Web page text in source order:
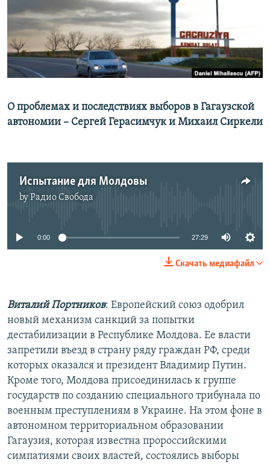
ПОДПИШИТЕСЬ НА РАССЫЛКУ
СОЦИАЛЬНЫЕ СЕТИ
Все сайты РСЕ/РС
О проблемах и последствиях выборов в Гагаузской
автономии – Сергей Герасимчук и Михаил Сиркели
Испытание для Молдовы
byРадио Свобода
No media source currently available
0:00 27:29
Скачать медиафайл
Виталий Портников: Европейский союз одобрил
новый механизм санкций за попытки
дестабилизации в Республике Молдова. Ее власти
запретили въезд в страну ряду граждан РФ, среди
которых оказался и президент Владимир Путин.
Кроме того, Молдова присоединилась к группе
государств по созданию специального трибунала по
военным преступлениям в Украине. На этом фоне в
автономном территориальном образовании
Гагаузия, которая известна пророссийскими
симпатиями своих властей, состоялись выборы